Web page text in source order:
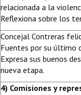
relacionada a la
Reflexiona sobre los
Concejal Contreras
Fuentes por su último
Expresa sus buenos
nueva etapa.
4) Comisiones y